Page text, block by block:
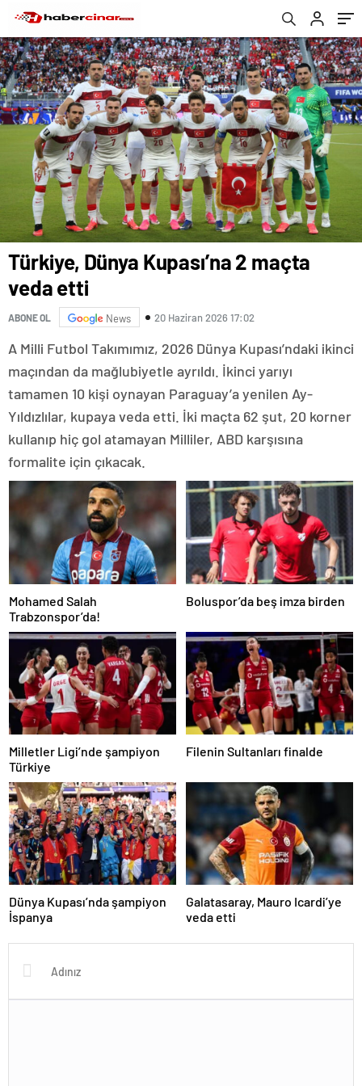
Türkiye, Dünya Kupası’na 2 maçta
veda etti
ABONE OL News 20 Haziran 2026 17:02
A Milli Futbol Takımımız, 2026 Dünya Kupası’ndaki ikinci
maçından da mağlubiyetle ayrıldı. İkinci yarıyı
tamamen 10 kişi oynayan Paraguay’a yenilen Ay-
Yıldızlılar, kupaya veda etti. İki maçta 62 şut, 20 korner
kullanıp hiç gol atamayan Milliler, ABD karşısına
formalite için çıkacak.
Mohamed Salah
Trabzonspor’da!
Boluspor’da beş imza birden
Milletler Ligi’nde şampiyon
Türkiye
Filenin Sultanları finalde
Dünya Kupası’nda şampiyon
İspanya
Galatasaray, Mauro Icardi’ye
veda etti